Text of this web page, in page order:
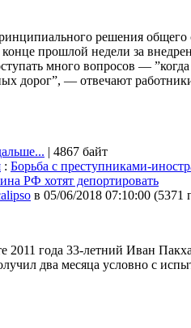
решения общего
прошлой недели за
много вопросов —
дорог”, — отвечают
| 4867 байт
: Борьба с преступниками-
РФ хотят депортировать
в 05/06/2018 07:10:00 (5371
2011 года 33-летний Иван
два месяца условно с